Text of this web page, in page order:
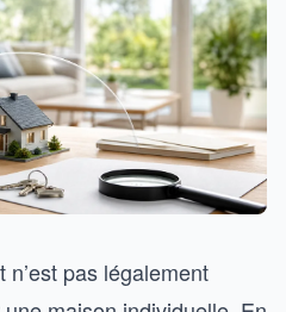
pas légalement